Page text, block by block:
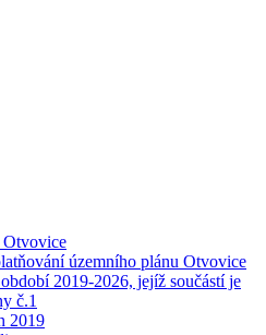
Otvovice
územního plánu Otvovice
2019-2026, jejíž součástí je
č.1
2019